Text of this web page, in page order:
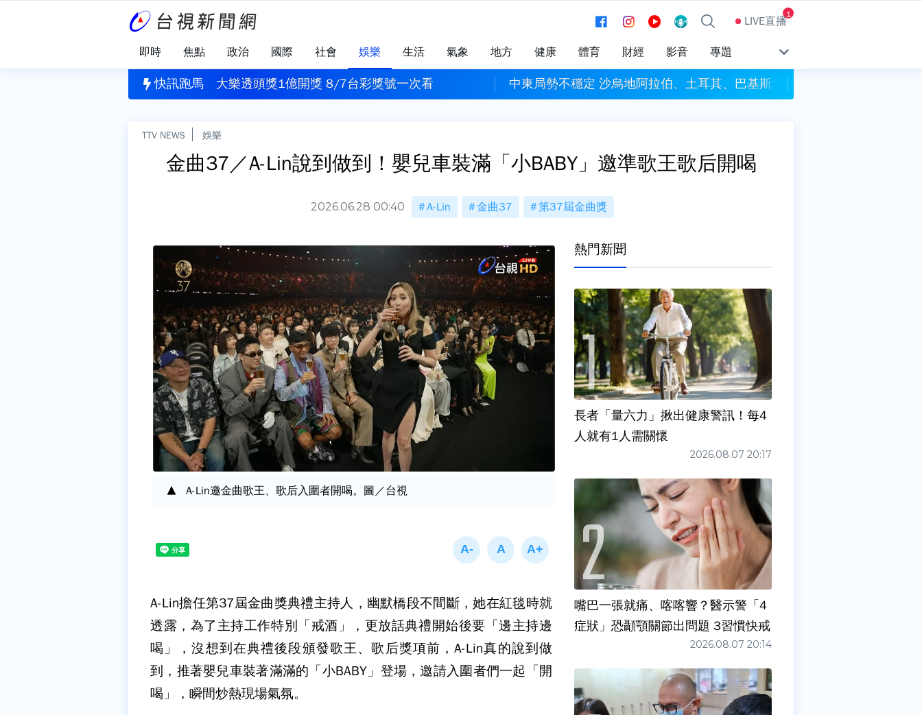
LIVE直播1
即時 焦點 政治 國際 社會 娛樂 生活 氣象 地方 健康 體育 財經 影音 專題
快訊跑馬
揪出健康警訊！每4人就有1人需關懷 大樂透頭獎1億開獎 8/7台彩獎號一次看 中東局勢不穩定 沙烏地阿拉伯、土耳其、巴基斯坦簽署共同防禦條約
TTV NEWS 娛樂
金曲37／A-Lin說到做到！嬰兒車裝滿「小BABY」邀準歌王歌后開喝
2026.06.28 00:40 A-Lin 金曲37 第37屆金曲獎
A-Lin邀金曲歌王、歌后入圍者開喝。圖／台視
A-Lin擔任第37屆金曲獎典禮主持人，幽默橋段不間斷，她在紅毯時就
透露，為了主持工作特別「戒酒」，更放話典禮開始後要「邊主持邊
喝」，沒想到在典禮後段頒發歌王、歌后獎項前，A-Lin真的說到做
到，推著嬰兒車裝著滿滿的「小BABY」登場，邀請入圍者們一起「開
喝」，瞬間炒熱現場氣氛。
熱門新聞
長者「量六力」揪出健康警訊！每4
人就有1人需關懷
2026.08.07 20:17
嘴巴一張就痛、喀喀響？醫示警「4
症狀」恐顳顎關節出問題 3習慣快戒
2026.08.07 20:14